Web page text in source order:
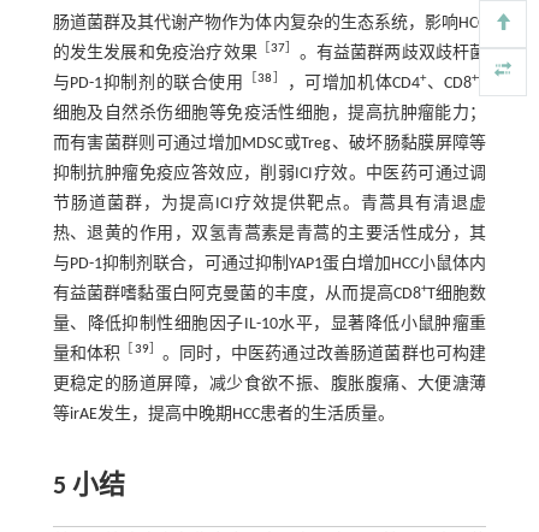
肠道菌群及其代谢产物作为体内复杂的生态系统，影响HCC
的发生发展和免疫治疗效果 ［37
。有益菌群两歧双歧杆菌
与PD-1抑制剂的联合使用
［38 ，可增加机体CD4+、CD8+T
细胞及自然杀伤细胞等免疫活性细胞，提高抗肿瘤能力；
而有害菌群则可通过增加MDSC或Treg、破坏肠黏膜屏障等
抑制抗肿瘤免疫应答效应，削弱ICI疗效。中医药可通过调
节肠道菌群，为提高ICI疗效提供靶点。青蒿具有清退虚
热、退黄的作用，双氢青蒿素是青蒿的主要活性成分，其
与PD-1抑制剂联合，可通过抑制YAP1蛋白增加HCC小鼠体内
有益菌群嗜黏蛋白阿克曼菌的丰度，从而提高CD8+T细胞数
量、降低抑制性细胞因子IL-10水平，显著降低小鼠肿瘤重
量和体积
39］ 。同时，中医药通过改善肠道菌群也可构建
更稳定的肠道屏障，减少食欲不振、腹胀腹痛、大便溏薄
等irAE发生，提高中晚期HCC患者的生活质量。
5 小结